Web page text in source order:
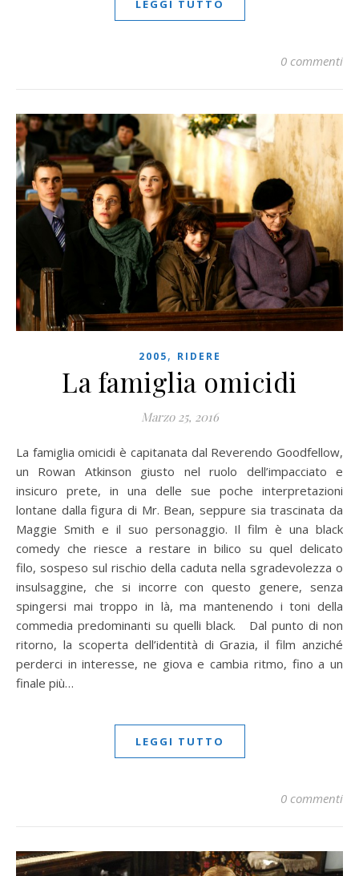
LEGGI TUTTO
0 commenti
2005, RIDERE
La famiglia omicidi
Marzo 25, 2016
La famiglia omicidi è capitanata dal Reverendo Goodfellow,
un Rowan Atkinson giusto nel ruolo dell’impacciato e
insicuro prete, in una delle sue poche interpretazioni
lontane dalla figura di Mr. Bean, seppure sia trascinata da
Maggie Smith e il suo personaggio. Il film è una black
comedy che riesce a restare in bilico su quel delicato
filo, sospeso sul rischio della caduta nella sgradevolezza o
insulsaggine, che si incorre con questo genere, senza
spingersi mai troppo in là, ma mantenendo i toni della
commedia predominanti su quelli black. Dal punto di non
ritorno, la scoperta dell’identità di Grazia, il film anziché
perderci in interesse, ne giova e cambia ritmo, fino a un
finale più…
LEGGI TUTTO
0 commenti